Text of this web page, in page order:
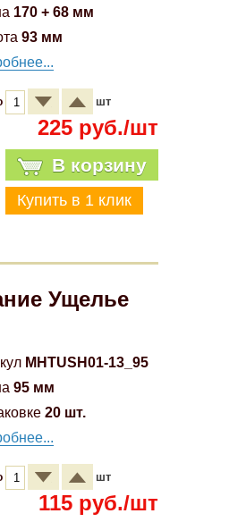
170 + 68 мм
93 мм
шт
225 руб./шт
В корзину
Ущелье
MHTUSH01-13_95
95 мм
20 шт.
шт
115 руб./шт